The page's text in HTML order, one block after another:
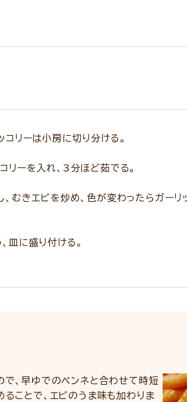
リーは小房に切り分ける。
リーを入れ、3分ほど茹でる。
むきエビを炒め、色が変わったらガーリ
皿に盛り付ける。
で、早ゆでのペンネと合わせて時短
ことで、エビのうま味も加わりま